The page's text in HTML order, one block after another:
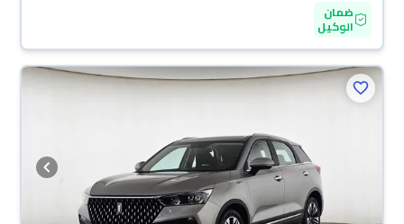
ضمان
الوكيل
محجوزة